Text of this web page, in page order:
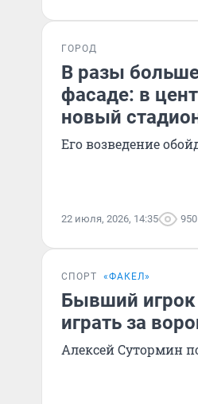
ГОРОД
В разы
фасаде: в
новый
Его возведение
22 июля, 2026, 14:35 950
СПОРТ «ФАКЕЛ»
Бывший игрок
играть за
Алексей Сутормин